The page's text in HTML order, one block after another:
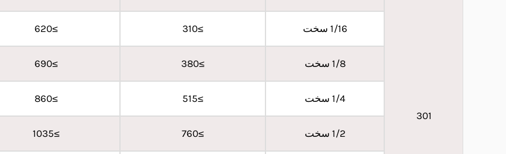
301
1/16 سخت ≥310
≥620
1/8 سخت ≥380
≥690
1/4 سخت ≥515
≥860
1/2 سخت ≥760
≥1035